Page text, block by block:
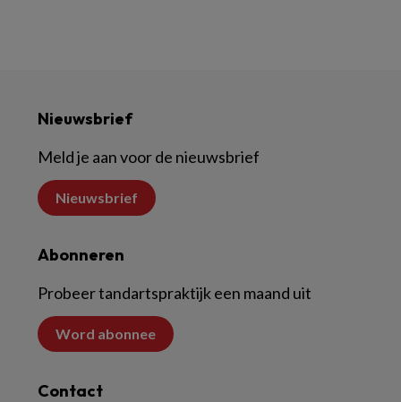
Nieuwsbrief
Meld je aan voor de nieuwsbrief
Nieuwsbrief
Abonneren
Probeer tandartspraktijk een maand uit
Word abonnee
Contact